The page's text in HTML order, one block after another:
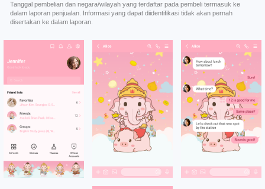
Tanggal pembelian dan negara/wilayah yang terdaftar pada pembeli termasuk ke
dalam laporan penjualan. Informasi yang dapat diidentifikasi tidak akan pernah
disertakan ke dalam laporan.